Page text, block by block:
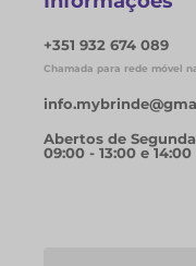
+351 932 674 089
Chamada para rede móvel
Abertos de
09:00 - 13:00 e 14:00